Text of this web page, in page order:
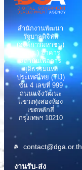
สำนักงานพัฒนา
รัฐบาลดิจิทัล
(องค์การมหาชน)
(สพร.) อาคาร
สถาบันเพื่อการ
ยุติธรรมแห่ง
ประเทศไทย (TIJ)
ชั้น 4 เลขที่ 999
ถนนแจ้งวัฒนะ
แขวงทุ่งสองห้อง
เขตหลักสี่
กรุงเทพฯ 10210
contact@dga.or.th
งานรับ-ส่ง